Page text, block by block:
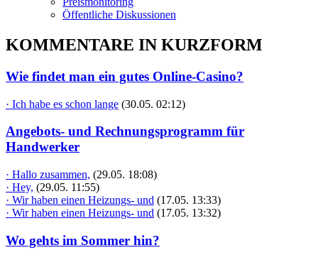
Öffentliche Diskussionen
KOMMENTARE IN KURZFORM
Wie findet man ein gutes Online-Casino?
· Ich habe es schon lange (30.05. 02:12)
Angebots- und Rechnungsprogramm für
Handwerker
· Hallo zusammen, (29.05. 18:08)
· Hey, (29.05. 11:55)
· Wir haben einen Heizungs- und (17.05. 13:33)
· Wir haben einen Heizungs- und (17.05. 13:32)
Wo gehts im Sommer hin?